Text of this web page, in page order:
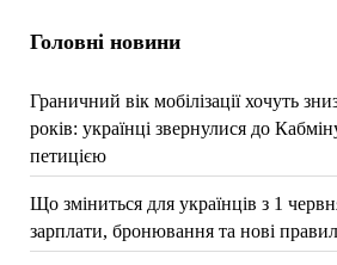
Головні новини
Граничний вік мобілізації хочуть
років: українці звернулися до
петицією
Що зміниться для українців з 1
зарплати, бронювання та нові